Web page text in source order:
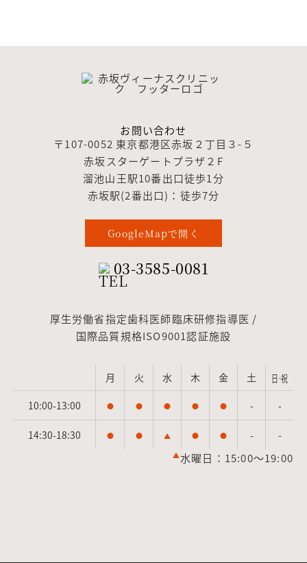
お問い合わせ
〒107-0052 東京都港区赤坂２丁目３-５
赤坂スターゲートプラザ２F
溜池山王駅10番出口徒歩1分
赤坂駅(2番出口)：徒歩7分
GoogleMapで開く
03-3585-0081
厚生労働省指定歯科医師臨床研修指導医 /
国際品質規格ISO9001認証施設
月 火 水 木 金 土
日·祝
10:00-13:00
● ● ● ● ● - -
14:30-18:30 ● ● ▲ ● ● - -
▲水曜日：15:00～19:00